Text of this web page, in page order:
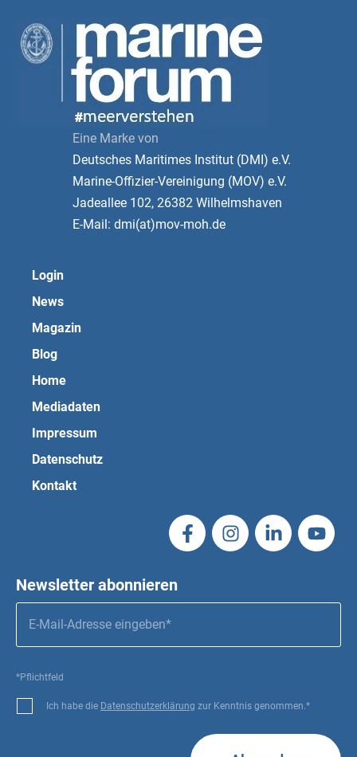
Eine Marke von
Deutsches Maritimes Institut (DMI) e.V.
Marine-Offizier-Vereinigung (MOV) e.V.
Jadeallee 102, 26382 Wilhelmshaven
E-Mail: dmi(at)mov-moh.de
Login
News
Magazin
Blog
Home
Mediadaten
Impressum
Datenschutz
Kontakt
Newsletter abonnieren
*Pflichtfeld
Ich habe die Datenschutzerklärung zur Kenntnis genommen.*